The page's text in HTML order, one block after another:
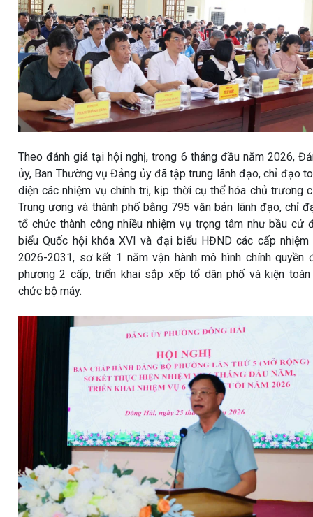
Theo đánh giá tại hội nghị, trong 6 tháng đầu năm 2026,
ủy, Ban Thường vụ Đảng ủy đã tập trung lãnh đạo, chỉ đạo
diện các nhiệm vụ chính trị, kịp thời cụ thể hóa chủ trương
Trung ương và thành phố bằng 795 văn bản lãnh đạo, chỉ
tổ chức thành công nhiều nhiệm vụ trọng tâm như bầu cử
biểu Quốc hội khóa XVI và đại biểu HĐND các cấp nhiệm
2026-2031, sơ kết 1 năm vận hành mô hình chính quyền
phương 2 cấp, triển khai sắp xếp tổ dân phố và kiện
chức bộ máy.